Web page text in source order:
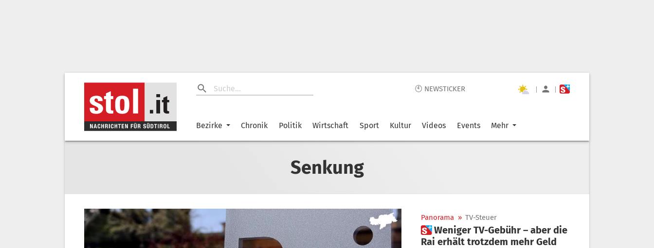
🕙 NEWSTICKER | |
Bezirke Chronik Politik Wirtschaft Sport Kultur Videos Events Mehr
Senkung
Panorama » TV-Steuer
 Weniger TV-Gebühr – aber die
Rai erhält trotzdem mehr Geld